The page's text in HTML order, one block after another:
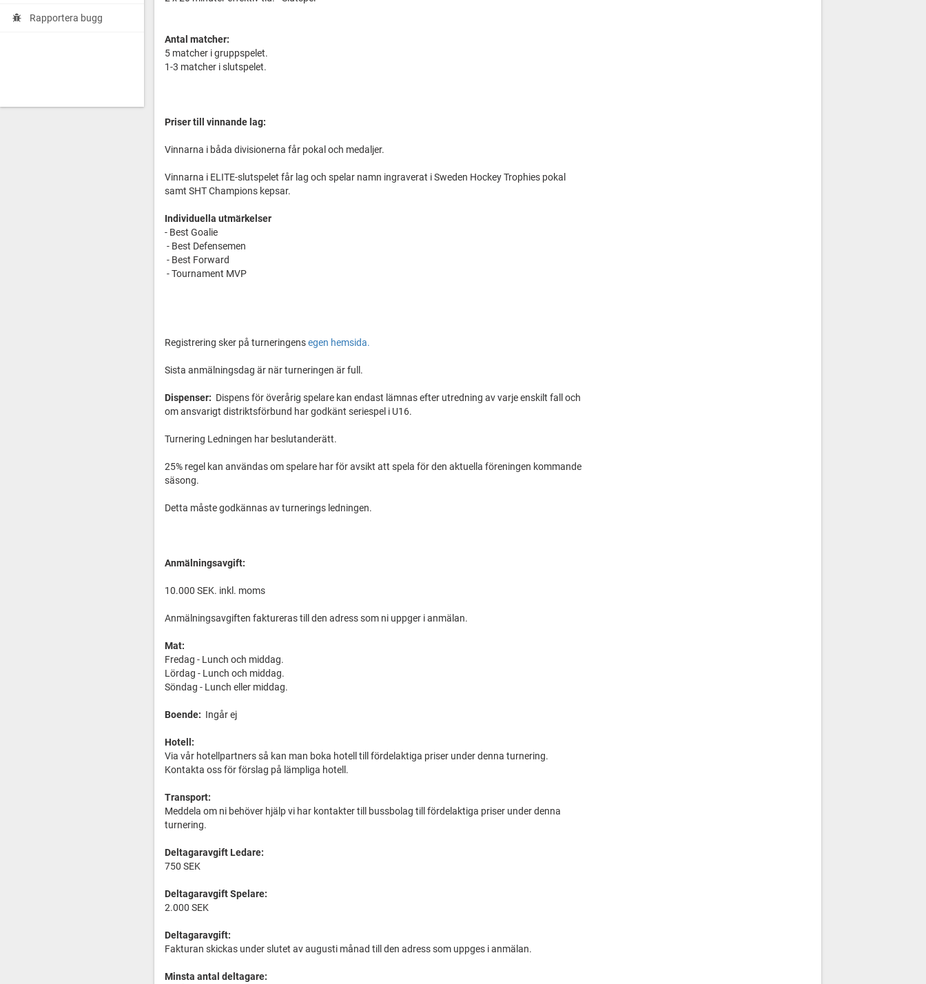
Rapportera bugg
Antal matcher:
5 matcher i gruppspelet.
1-3 matcher i slutspelet.
Priser till vinnande lag:
Vinnarna i båda divisionerna får pokal och medaljer.
Vinnarna i ELITE-slutspelet får lag och spelar namn ingraverat i Sweden Hockey Trophies pokal
samt SHT Champions kepsar.
Individuella utmärkelser
- Best Goalie
- Best Defensemen
- Best Forward
- Tournament MVP
Registrering sker på turneringensegen hemsida.
Sista anmälningsdag är när turneringen är full.
Dispenser: Dispens för överårig spelare kan endast lämnas efter utredning av varje enskilt fall och
om ansvarigt distriktsförbund har godkänt seriespel i U16.
Turnering Ledningen har beslutanderätt.
25% regel kan användas om spelare har för avsikt att spela för den aktuella föreningen kommande
säsong.
Detta måste godkännas av turnerings ledningen.
Anmälningsavgift:
10.000 SEK. inkl. moms
Anmälningsavgiften faktureras till den adress som ni uppger i anmälan.
Mat:
Fredag - Lunch och middag.
Lördag - Lunch och middag.
Söndag - Lunch eller middag.
Boende: Ingår ej
Hotell:
Via vår hotellpartners så kan man boka hotell till fördelaktiga priser under denna turnering.
Kontakta oss för förslag på lämpliga hotell.
Transport:
Meddela om ni behöver hjälp vi har kontakter till bussbolag till fördelaktiga priser under denna
turnering.
Deltagaravgift Ledare:
750 SEK
Deltagaravgift Spelare:
2.000 SEK
Deltagaravgift:
Fakturan skickas under slutet av augusti månad till den adress som uppges i anmälan.
Minsta antal deltagare: